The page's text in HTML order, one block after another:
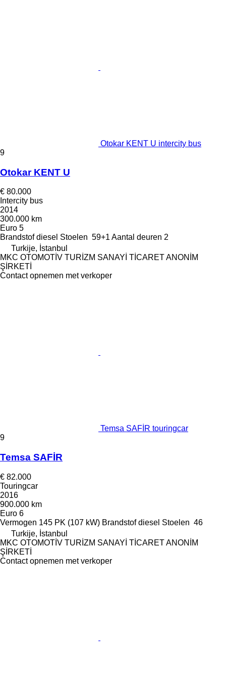
Otokar KENT U intercity bus
9
Otokar KENT U
€ 80.000
Intercity bus
2014
300.000 km
Euro 5
Brandstof diesel Stoelen 59+1Aantal deuren 2
Turkije, İstanbul
MKC OTOMOTİV TURİZM SANAYİ TİCARET ANONİM
ŞİRKETİ
Contact opnemen met verkoper
Temsa SAFİR touringcar
9
Temsa SAFİR
€ 82.000
Touringcar
2016
900.000 km
Euro 6
Vermogen 145 PK (107 kW) Brandstof diesel Stoelen 46
Turkije, İstanbul
MKC OTOMOTİV TURİZM SANAYİ TİCARET ANONİM
ŞİRKETİ
Contact opnemen met verkoper